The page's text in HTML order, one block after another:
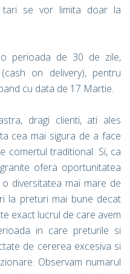
tari se vor limita doar la
perioada de 30 de zile,
on delivery), pentru
cu data de 17 Martie.
dragi clienti, ati ales
cea mai sigura de a face
comertul traditional. Si, ca
ofera oportunitatea
diversitatea mai mare de
la preturi mai bune decat
exact lucrul de care avem
in care preturile si
de cererea excesiva si
Observam numarul